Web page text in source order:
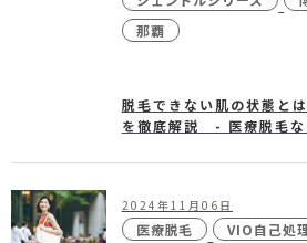
那覇
脱毛できない肌の状態と
を徹底解説 - 医療脱毛な
2024年11月06日
医療脱毛
VIO自己処